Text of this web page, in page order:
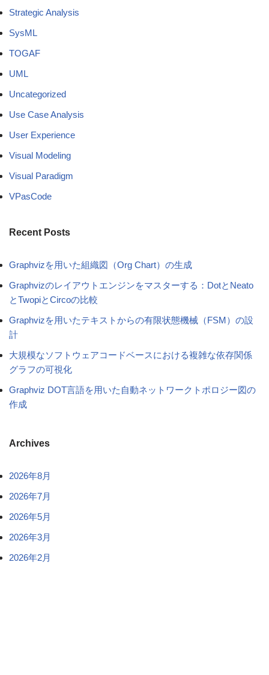
Strategic Analysis
SysML
TOGAF
UML
Uncategorized
Use Case Analysis
User Experience
Visual Modeling
Visual Paradigm
VPasCode
Recent Posts
Graphvizを用いた組織図（Org Chart）の生成
Graphvizのレイアウトエンジンをマスターする：DotとNeato
とTwopiとCircoの比較
Graphvizを用いたテキストからの有限状態機械（FSM）の設
計
大規模なソフトウェアコードベースにおける複雑な依存関係
グラフの可視化
Graphviz DOT言語を用いた自動ネットワークトポロジー図の
作成
Archives
2026年8月
2026年7月
2026年5月
2026年3月
2026年2月